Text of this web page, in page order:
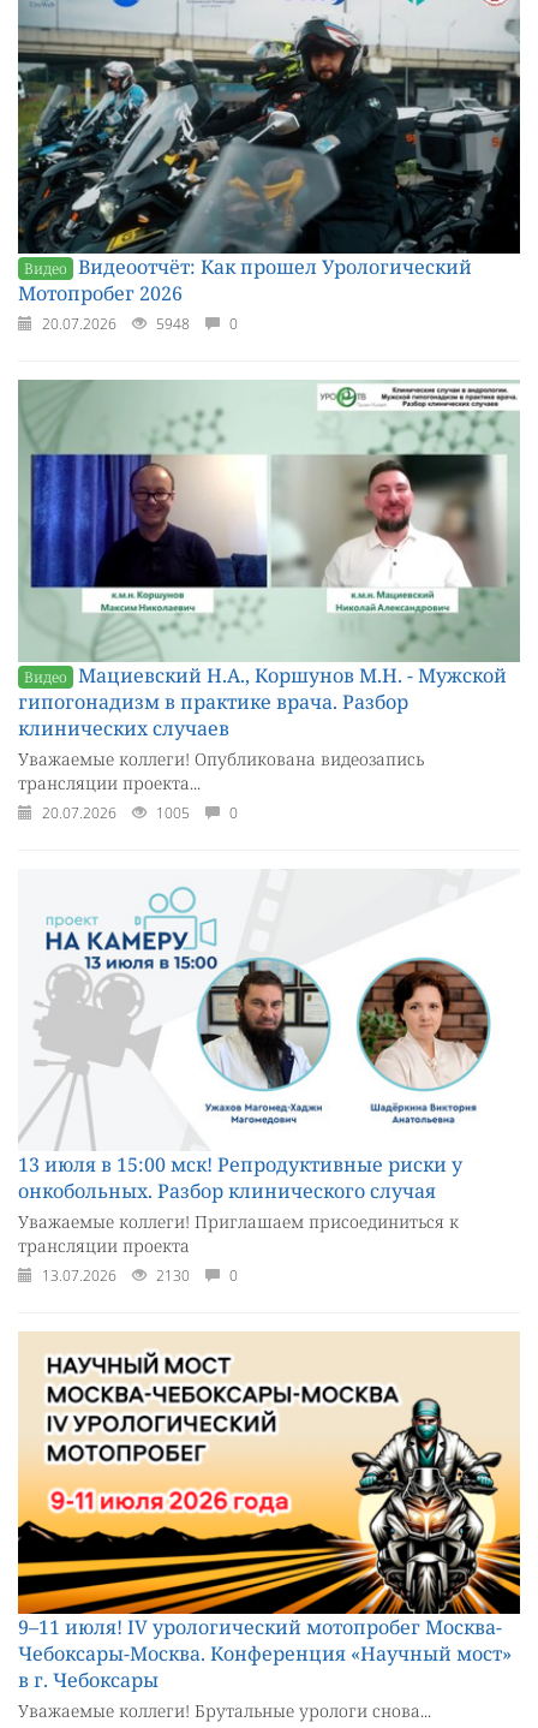
Видео Видеоотчёт: Как прошел Урологический
Мотопробег 2026
20.07.2026 5948 0
Видео Мациевский Н.А., Коршунов М.Н. - Мужской
гипогонадизм в практике врача. Разбор
клинических случаев
Уважаемые коллеги! Опубликована видеозапись
трансляции проекта...
20.07.2026 1005 0
13 июля в 15:00 мск! Репродуктивные риски у
онкобольных. Разбор клинического случая
Уважаемые коллеги! Приглашаем присоединиться к
трансляции проекта
13.07.2026 2130 0
9–11 июля! IV урологический мотопробег Москва-
Чебоксары-Москва. Конференция «Научный мост»
в г. Чебоксары
Уважаемые коллеги! Брутальные урологи снова...